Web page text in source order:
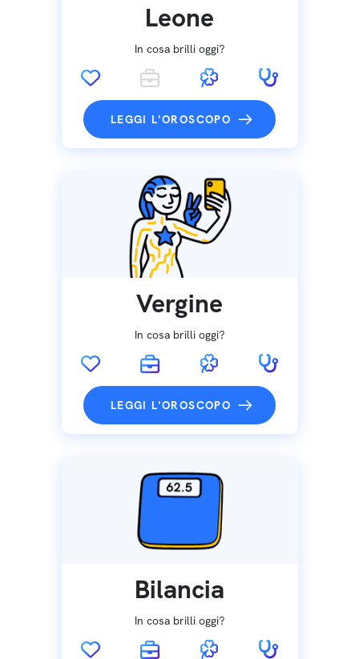
Leone
In cosa brilli oggi?
LEGGI L'OROSCOPO
Vergine
In cosa brilli oggi?
LEGGI L'OROSCOPO
Bilancia
In cosa brilli oggi?